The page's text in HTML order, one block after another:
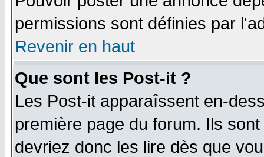
permissions sont définies par
Revenir en haut
Que sont les Post-it ?
Les Post-it apparaîssent en-
première page du forum. Ils
devriez donc les lire dès que